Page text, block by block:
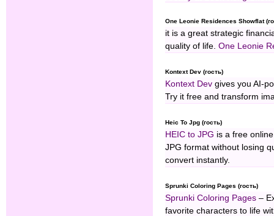
One Leonie Residences Showflat
it is a great strategic
quality of life. One Leonie
Kontext Dev (гость)
Kontext Dev gives you AI-
Try it free and transform
Heic To Jpg (гость)
HEIC to JPG is a free
JPG format without losing
convert instantly.
Sprunki Coloring Pages (гость)
Sprunki Coloring Pages –
favorite characters to life